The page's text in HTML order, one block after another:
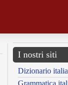
I nostri siti
Dizionario
Grammatica